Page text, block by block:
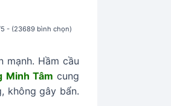
- (23689 bình chọn)
Hầm cầu
Minh Tâm cung
không gây bẩn.